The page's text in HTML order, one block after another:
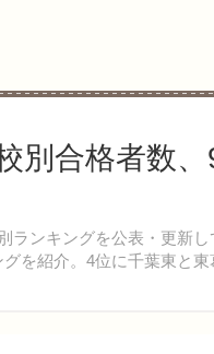
別合格者数
ンキングを公表・更新
を紹介。4位に千葉東と